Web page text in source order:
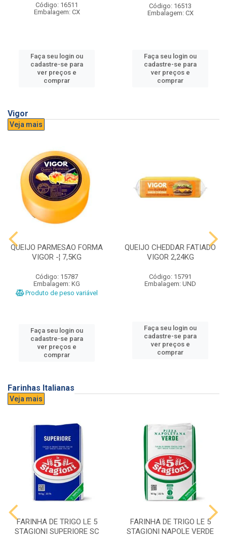
Código: 16511
Embalagem: CX
Faça seu login ou
cadastre-se para
ver preços e
comprar
Código: 16513
Embalagem: CX
Faça seu login ou
cadastre-se para
ver preços e
comprar
Vigor
Veja mais
QUEIJO PARMESAO FORMA
VIGOR -¦ 7,5KG
Código: 15787
Embalagem: KG
Produto de peso variável
Faça seu login ou
cadastre-se para
ver preços e
comprar
QUEIJO CHEDDAR FATIADO
VIGOR 2,24KG
Código: 15791
Embalagem: UND
Faça seu login ou
cadastre-se para
ver preços e
comprar
Farinhas Italianas
Veja mais
FARINHA DE TRIGO LE 5
STAGIONI SUPERIORE SC
FARINHA DE TRIGO LE 5
STAGIONI NAPOLE VERDE